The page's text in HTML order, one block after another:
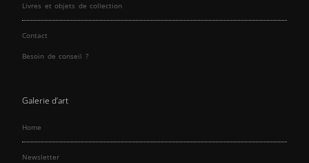
Livres et objets de collection
Contact
Besoin de conseil ?
Galerie d’art
Home
Newsletter